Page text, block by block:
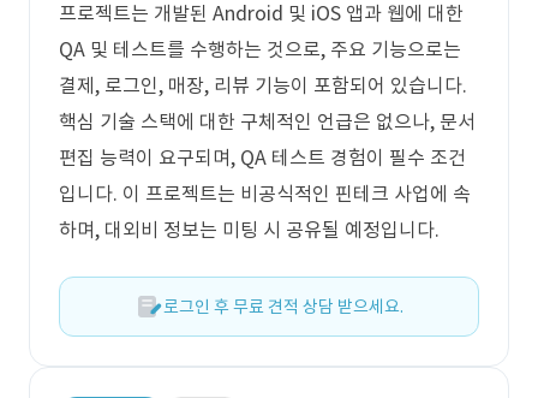
프로젝트는 개발된 Android 및 iOS 앱과 웹에 대한
QA 및 테스트를 수행하는 것으로, 주요 기능으로는
결제, 로그인, 매장, 리뷰 기능이 포함되어 있습니다.
핵심 기술 스택에 대한 구체적인 언급은 없으나, 문서
편집 능력이 요구되며, QA 테스트 경험이 필수 조건
입니다. 이 프로젝트는 비공식적인 핀테크 사업에 속
하며, 대외비 정보는 미팅 시 공유될 예정입니다.
로그인 후 무료 견적 상담 받으세요.